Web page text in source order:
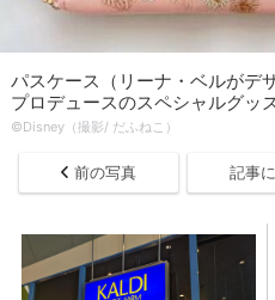
パスケース（リーナ・ベルがデ
プロデュースのスペシャルグッズ
©Disney（撮影/ だふねこ）
前の写真 記事